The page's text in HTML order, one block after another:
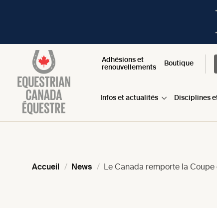
Adhésions et
renouvellements
Boutique
Infos et actualités Disciplines
Accueil News Le Canada remporte la